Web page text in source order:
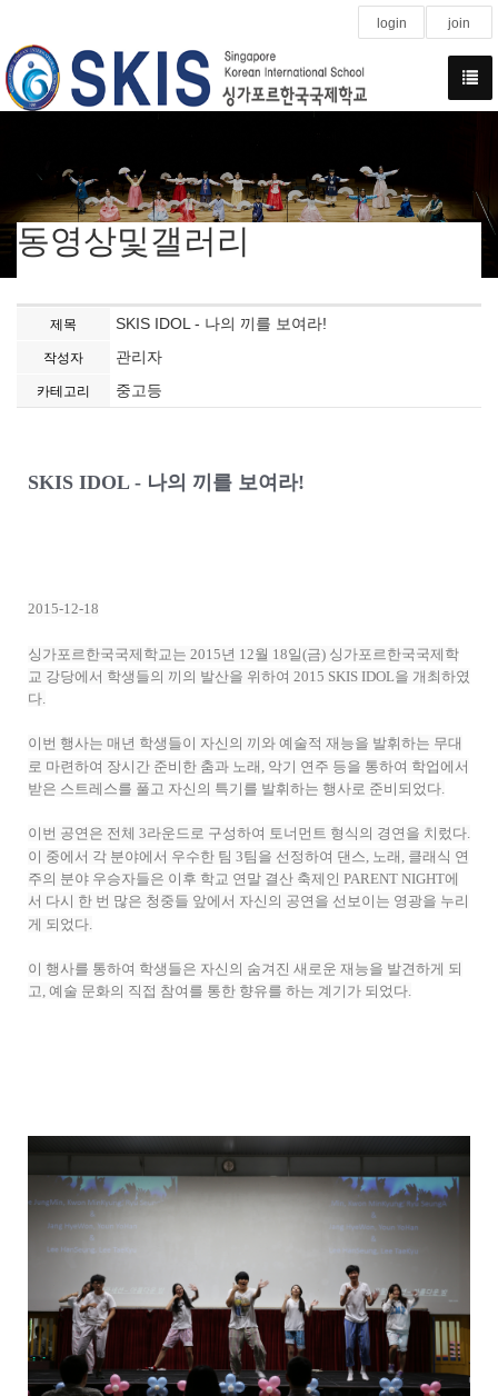
login join
동영상및갤러리
제목 SKIS IDOL - 나의 끼를 보여라!
작성자 관리자
카테고리 중고등
SKIS IDOL - 나의 끼를 보여라!
2015-12-18
싱가포르한국국제학교는 2015년 12월 18일(금) 싱가포르한국국제학
교 강당에서 학생들의 끼의 발산을 위하여 2015 SKIS IDOL을 개최하였
다.
이번 행사는 매년 학생들이 자신의 끼와 예술적 재능을 발휘하는 무대
로 마련하여 장시간 준비한 춤과 노래, 악기 연주 등을 통하여 학업에서
받은 스트레스를 풀고 자신의 특기를 발휘하는 행사로 준비되었다.
이번 공연은 전체 3라운드로 구성하여 토너먼트 형식의 경연을 치렀다.
이 중에서 각 분야에서 우수한 팀 3팀을 선정하여 댄스, 노래, 클래식 연
주의 분야 우승자들은 이후 학교 연말 결산 축제인 PARENT NIGHT에
서 다시 한 번 많은 청중들 앞에서 자신의 공연을 선보이는 영광을 누리
게 되었다.
이 행사를 통하여 학생들은 자신의 숨겨진 새로운 재능을 발견하게 되
고, 예술 문화의 직접 참여를 통한 향유를 하는 계기가 되었다.